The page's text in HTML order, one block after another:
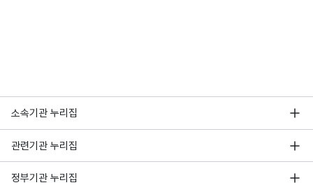
소속기관 누리집
관련기관 누리집
정부기관 누리집